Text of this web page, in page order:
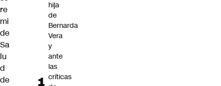
re
mi
de
Sa
lu
d
de
hija
de
Bernarda
Vera
y
ante
las
críticas